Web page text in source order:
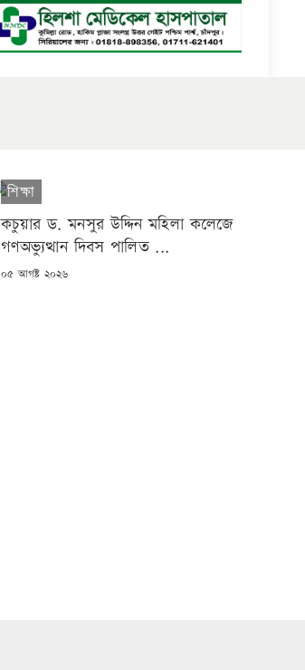
শিক্ষা
কচুয়ার ড. মনসুর উদ্দিন মহিলা কলেজে
গণঅভ্যুত্থান দিবস পালিত ...
POSTED
০৫ আগষ্ট ২০২৬